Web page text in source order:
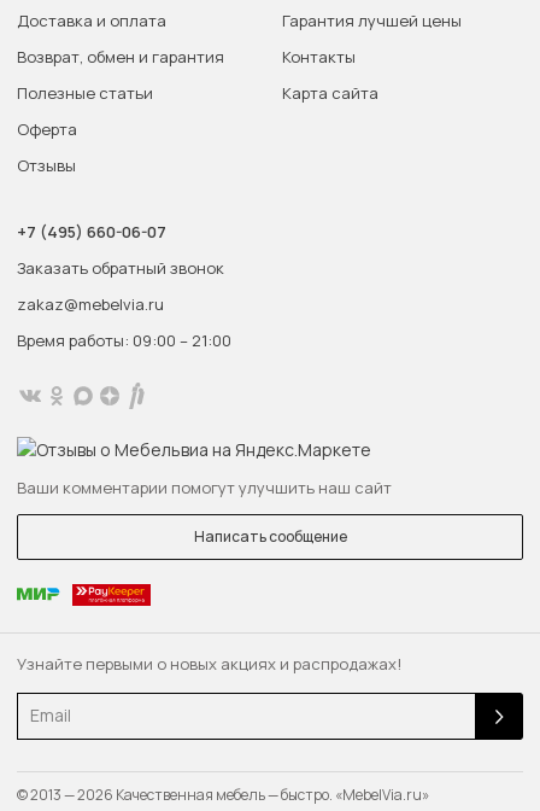
Узнайте первыми о новых акциях и распродажах!
Доставка и оплата
Возврат, обмен и гарантия
Полезные статьи
Оферта
Отзывы
Гарантия лучшей цены
Контакты
Карта сайта
+7 (495) 660-06-07
Заказать обратный звонок
zakaz@mebelvia.ru
Время работы: 09:00 – 21:00
Ваши комментарии помогут улучшить наш сайт
Написать сообщение
© 2013 — 2026 Качественная мебель — быстро. «MebelVia.ru»